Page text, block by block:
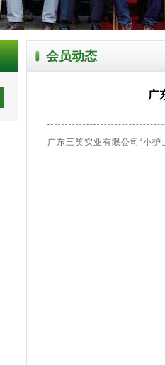
会员动态
广
广东三笑实业有限公司“小